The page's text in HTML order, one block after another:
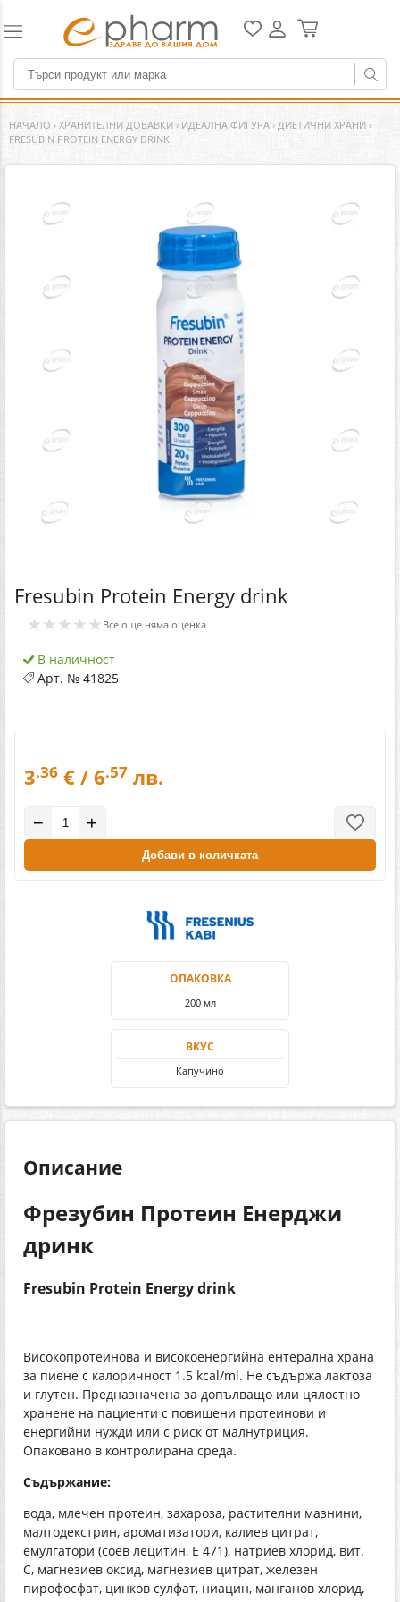
НАЧАЛО › ХРАНИТЕЛНИ ДОБАВКИ › ИДЕАЛНА ФИГУРА › ДИЕТИЧНИ ХРАНИ ›
FRESUBIN PROTEIN ENERGY DRINK
Fresubin Protein Energy drink
★★★★★ Все още няма оценка
В наличност
Арт. № 41825
3.36 € / 6.57 лв.
− +
Добави в количката
ОПАКОВКА
200 мл
ВКУС
Капучино
Описание
Фрезубин Протеин Енерджи
дринк
Fresubin Protein Energy drink
Високопротеинова и високоенергийна ентерална храна
за пиене с калоричност 1.5 kcal/ml. Не съдържа лактоза
и глутен. Предназначена за допълващо или цялостно
хранене на пациенти с повишени протеинови и
енергийни нужди или с риск от малнутриция.
Опаковано в контролирана среда.
Съдържание:
вода, млечен протеин, захароза, растителни мазнини,
малтодекстрин, ароматизатори, калиев цитрат,
емулгатори (соев лецитин, Е 471), натриев хлорид, вит.
С, магнезиев оксид, магнезиев цитрат, железен
пирофосфат, цинков сулфат, ниацин, манганов хлорид,